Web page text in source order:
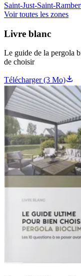
Saint-Just-Saint-
Voir toutes les zones
Livre blanc
Le guide de la pergola
de choisir
Télécharger (3 Mo)